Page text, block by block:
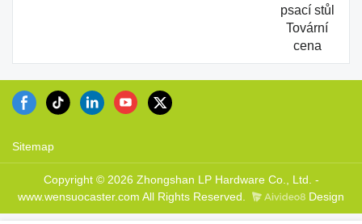
psací stůl
Tovární
cena
Sitemap
Copyright © 2026 Zhongshan LP Hardware Co., Ltd. -
www.wensuocaster.com All Rights Reserved.
Design